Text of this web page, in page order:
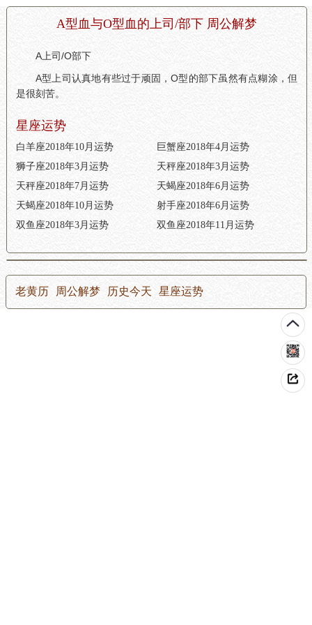
A型血与O型血的上司/部下 周公解梦
A上司/O部下
A型上司认真地有些过于顽固，O型的部下虽然有点糊涂，但
是很刻苦。
星座运势
白羊座2018年10月运势
巨蟹座2018年4月运势
狮子座2018年3月运势
天秤座2018年3月运势
天秤座2018年7月运势
天蝎座2018年6月运势
天蝎座2018年10月运势
射手座2018年6月运势
双鱼座2018年3月运势
双鱼座2018年11月运势
老黄历 周公解梦 历史今天 星座运势